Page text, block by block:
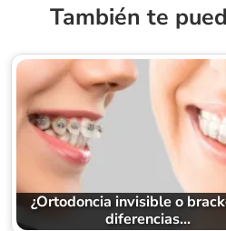
También te
¿Ortodoncia invisible o
diferencias…